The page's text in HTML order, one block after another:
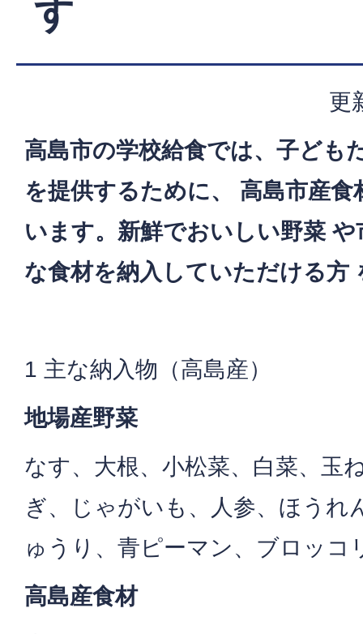
す
更
高島市の学校給食では、子ども
を提供するために、 高島市産
います。新鮮でおいしい野菜
な食材を納入していただける方
1 主な納入物（高島産）
地場産野菜
なす、大根、小松菜、白菜、玉
ぎ、じゃがいも、人参、ほうれ
ゅうり、青ピーマン、ブロッコ
高島産食材